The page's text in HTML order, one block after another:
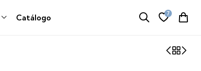
Catálogo 7